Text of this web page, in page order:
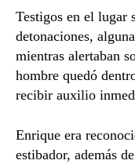
Testigos en el lugar
detonaciones,
mientras alertaban
hombre quedó
recibir auxilio
Enrique era
estibador, además